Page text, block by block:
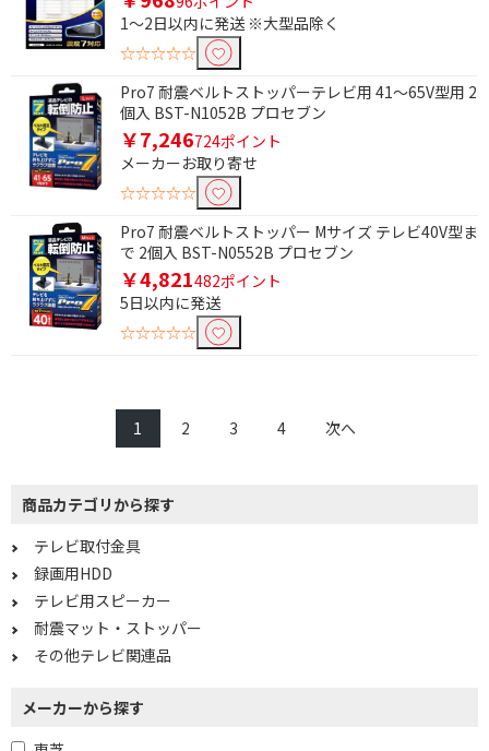
1～2日以内に発送 ※大型品除く
☆☆☆☆☆
Pro7 耐震ベルトストッパーテレビ用 41～65V型用 2
個入 BST-N1052B プロセブン
￥7,246724ポイント
メーカーお取り寄せ
☆☆☆☆☆
Pro7 耐震ベルトストッパー Mサイズ テレビ40V型ま
で 2個入 BST-N0552B プロセブン
￥4,821482ポイント
5日以内に発送
☆☆☆☆☆
1 2 3 4 次へ
商品カテゴリから探す
テレビ取付金具
録画用HDD
テレビ用スピーカー
耐震マット・ストッパー
その他テレビ関連品
メーカーから探す